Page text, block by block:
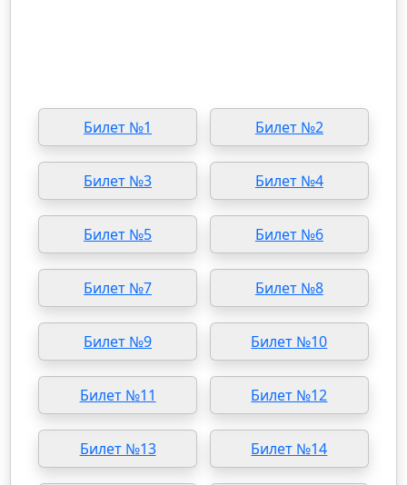
Билет №1 Билет №2
Билет №3 Билет №4
Билет №5 Билет №6
Билет №7 Билет №8
Билет №9 Билет №10
Билет №11 Билет №12
Билет №13 Билет №14